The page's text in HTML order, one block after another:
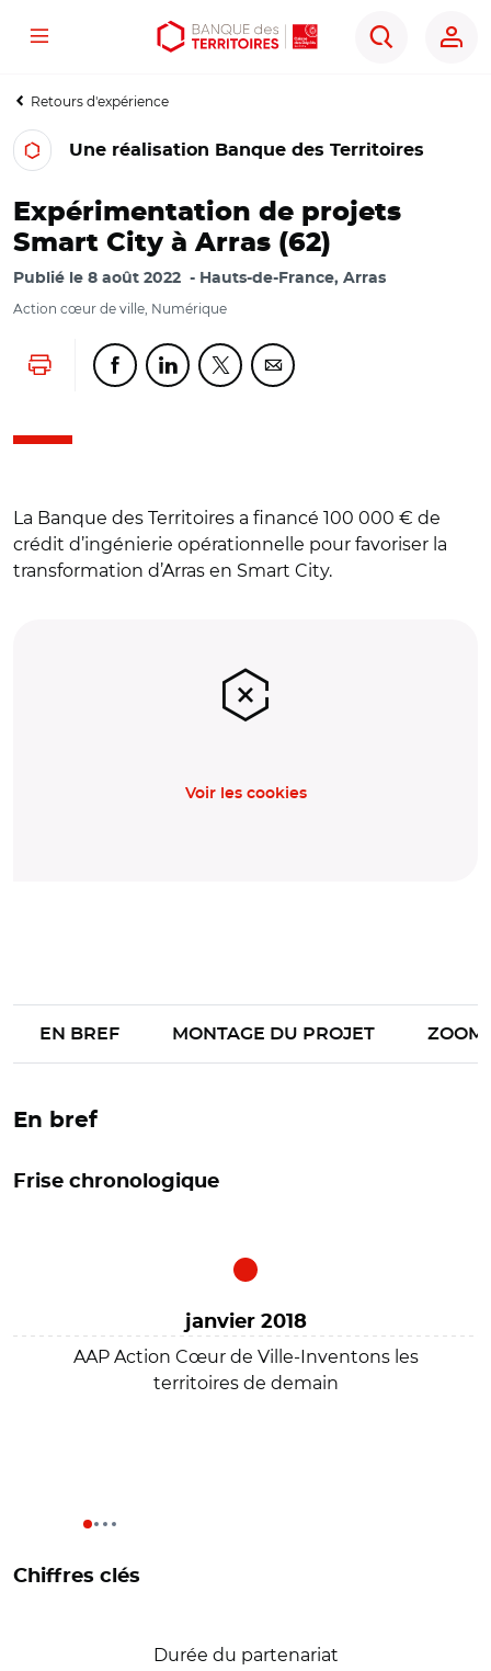
Aller
contenu
Aller
menu
Ouvrir
outils
Menu
Rechercher
Retours d'expérience
Une réalisation Banque des Territoires
Expérimentation de projets
Smart City à Arras (62)
Publié le 8 août 2022 Hauts-de-France, Arras
Action cœur de ville, Numérique
Lancer l'impressionPartager cette page sur Facebook
Partager cette page sur Linkedin
Partager cette page sur Twitter
Partager cette page sur
La Banque des Territoires a financé 100 000 € de
crédit d’ingénierie opérationnelle pour favoriser la
transformation d’Arras en Smart City.
Voir les cookies
EN BREF MONTAGE DU PROJET ZOOM
En bref
Frise chronologique
janvier 2018
AAP Action Cœur de Ville-Inventons les
territoires de demain
Chiffres clés
Durée du partenariat